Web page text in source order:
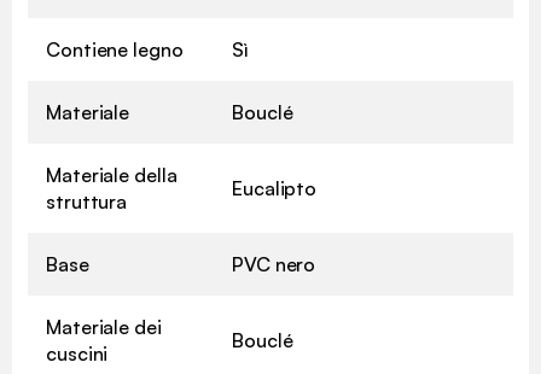
Contiene legno Sì
Materiale Bouclé
Materiale della
struttura
Eucalipto
Base PVC nero
Materiale dei
cuscini
Bouclé